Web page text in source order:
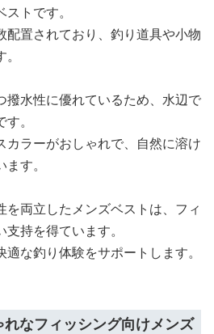
トです。
配置されており、釣り道具や小物
撥水性に優れているため、水辺で
。
カラーがおしゃれで、自然に溶け
す。
両立したメンズベストは、フィ
持を得ています。
な釣り体験をサポートします。
なフィッシング向けメンズ